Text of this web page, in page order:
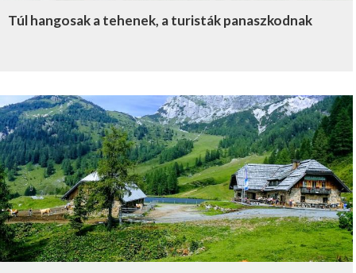
Túl hangosak a tehenek, a turisták panaszkodnak